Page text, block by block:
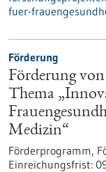
fuer-
Förderung
Förderung
Thema
Medizin“
Förderprogramm,
Einreichungsfrist: